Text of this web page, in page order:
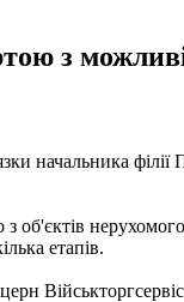
з
начальника
об'єктів
етапів.